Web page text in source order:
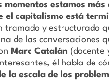
momentos estamos
el capitalismo está
tramado y estructurado
de las conversaciones
Marc Catalán (docente
él habla de
la escala de los